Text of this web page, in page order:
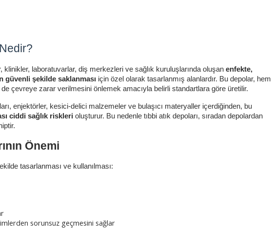
klinikler, laboratuvarlar, diş merkezleri ve sağlık kuruluşlarında oluşan enfekte,
güvenli şekilde saklanması için özel olarak tasarlanmış alanlardır. Bu depolar, hem
de çevreye zarar verilmesini önlemek amacıyla belirli standartlara göre üretilir.
enjektörler, kesici-delici malzemeler ve bulaşıcı materyaller içerdiğinden, bu
ciddi sağlık riskleri oluşturur. Bu nedenle tıbbi atık depoları, sıradan depolardan
Önemi
tasarlanması ve kullanılması:
sorunsuz geçmesini sağlar